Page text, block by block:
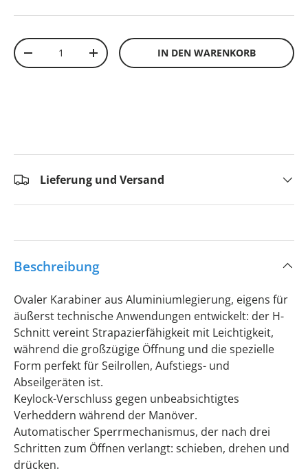
Anzahl
-
+ IN DEN WARENKORB
Lieferung und Versand
Beschreibung
Ovaler Karabiner aus Aluminiumlegierung, eigens für
äußerst technische Anwendungen entwickelt: der H-
Schnitt vereint Strapazierfähigkeit mit Leichtigkeit,
während die großzügige Öffnung und die spezielle
Form perfekt für Seilrollen, Aufstiegs- und
Abseilgeräten ist.
Keylock-Verschluss gegen unbeabsichtigtes
Verheddern während der Manöver.
Automatischer Sperrmechanismus, der nach drei
Schritten zum Öffnen verlangt: schieben, drehen und
drücken.